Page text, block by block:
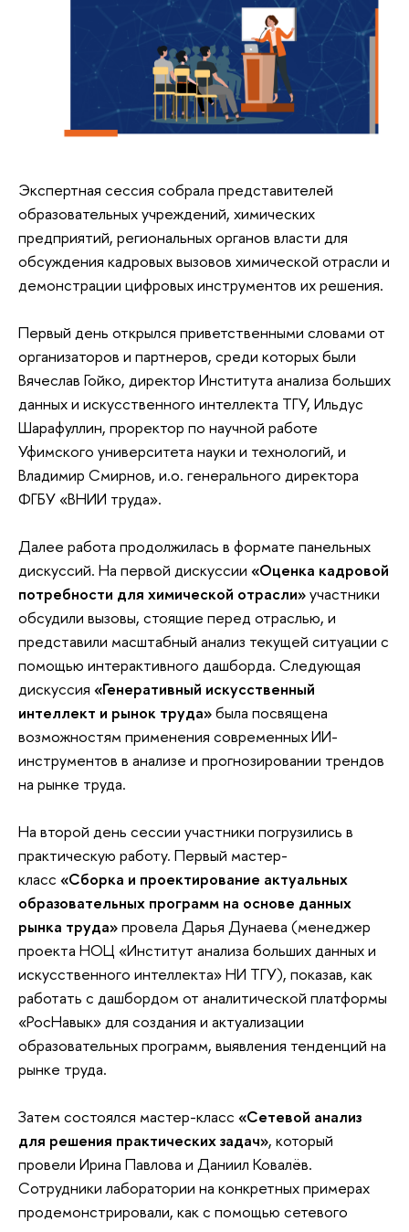
Экспертная сессия собрала представителей
образовательных учреждений, химических
предприятий, региональных органов власти для
обсуждения кадровых вызовов химической отрасли и
демонстрации цифровых инструментов их решения.
Первый день открылся приветственными словами от
организаторов и партнеров, среди которых были
Вячеслав Гойко, директор Института анализа больших
данных и искусственного интеллекта ТГУ, Ильдус
Шарафуллин, проректор по научной работе
Уфимского университета науки и технологий, и
Владимир Смирнов, и.о. генерального директора
ФГБУ «ВНИИ труда».
Далее работа продолжилась в формате панельных
дискуссий. На первой дискуссии «Оценка кадровой
потребности для химической отрасли»участники
обсудили вызовы, стоящие перед отраслью, и
представили масштабный анализ текущей ситуации с
помощью интерактивного дашборда. Следующая
дискуссия «Генеративный искусственный
интеллект и рынок труда»была посвящена
возможностям применения современных ИИ-
инструментов в анализе и прогнозировании трендов
на рынке труда.
На второй день сессии участники погрузились в
практическую работу. Первый мастер-
класс «Сборка и проектирование актуальных
образовательных программ на основе данных
рынка труда»провела Дарья Дунаева (менеджер
проекта НОЦ «Институт анализа больших данных и
искусственного интеллекта» НИ ТГУ), показав, как
работать с дашбордом от аналитической платформы
«РосНавык» для создания и актуализации
образовательных программ, выявления тенденций на
рынке труда.
Затем состоялся мастер-класс «Сетевой анализ
для решения практических задач», который
провели Ирина Павлова и Даниил Ковалёв.
Сотрудники лаборатории на конкретных примерах
продемонстрировали, как с помощью сетевого